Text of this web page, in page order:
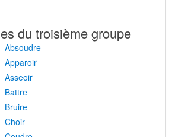
du troisième groupe
Absoudre
Apparoir
Asseoir
Battre
Bruire
Choir